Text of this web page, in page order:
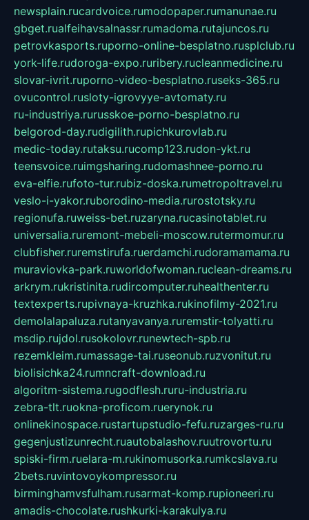
newsplain.rucardvoice.rumodopaper.rumanunae.ru
gbget.rualfeihavsalnassr.rumadoma.rutajuncos.ru
petrovkasports.ruporno-online-besplatno.rusplclub.ru
york-life.rudoroga-expo.ruribery.rucleanmedicine.ru
slovar-ivrit.ruporno-video-besplatno.ruseks-365.ru
ovucontrol.rusloty-igrovyye-avtomaty.ru
ru-industriya.rurusskoe-porno-besplatno.ru
belgorod-day.rudigilith.rupichkurovlab.ru
medic-today.rutaksu.rucomp123.rudon-ykt.ru
teensvoice.ruimgsharing.rudomashnee-porno.ru
eva-elfie.rufoto-tur.rubiz-doska.rumetropoltravel.ru
veslo-i-yakor.ruborodino-media.rurostotsky.ru
regionufa.ruweiss-bet.ruzaryna.rucasinotablet.ru
universalia.ruremont-mebeli-moscow.rutermomur.ru
clubfisher.ruremstirufa.ruerdamchi.rudoramamama.ru
muraviovka-park.ruworldofwoman.ruclean-dreams.ru
arkrym.rukristinita.rudircomputer.ruhealthenter.ru
textexperts.rupivnaya-kruzhka.rukinofilmy-2021.ru
demolalapaluza.rutanyavanya.ruremstir-tolyatti.ru
msdip.rujdol.rusokolovr.runewtech-spb.ru
rezemkleim.rumassage-tai.ruseonub.ruzvonitut.ru
biolisichka24.rumncraft-download.ru
algoritm-sistema.rugodflesh.ruru-industria.ru
zebra-tlt.ruokna-proficom.ruerynok.ru
onlinekinospace.rustartupstudio-fefu.ruzarges-ru.ru
gegenjustizunrecht.ruautobalashov.ruutrovortu.ru
spiski-firm.ruelara-m.rukinomusorka.rumkcslava.ru
2bets.ruvintovoykompressor.ru
birminghamvsfulham.rusarmat-komp.rupioneeri.ru
amadis-chocolate.rushkurki-karakulya.ru